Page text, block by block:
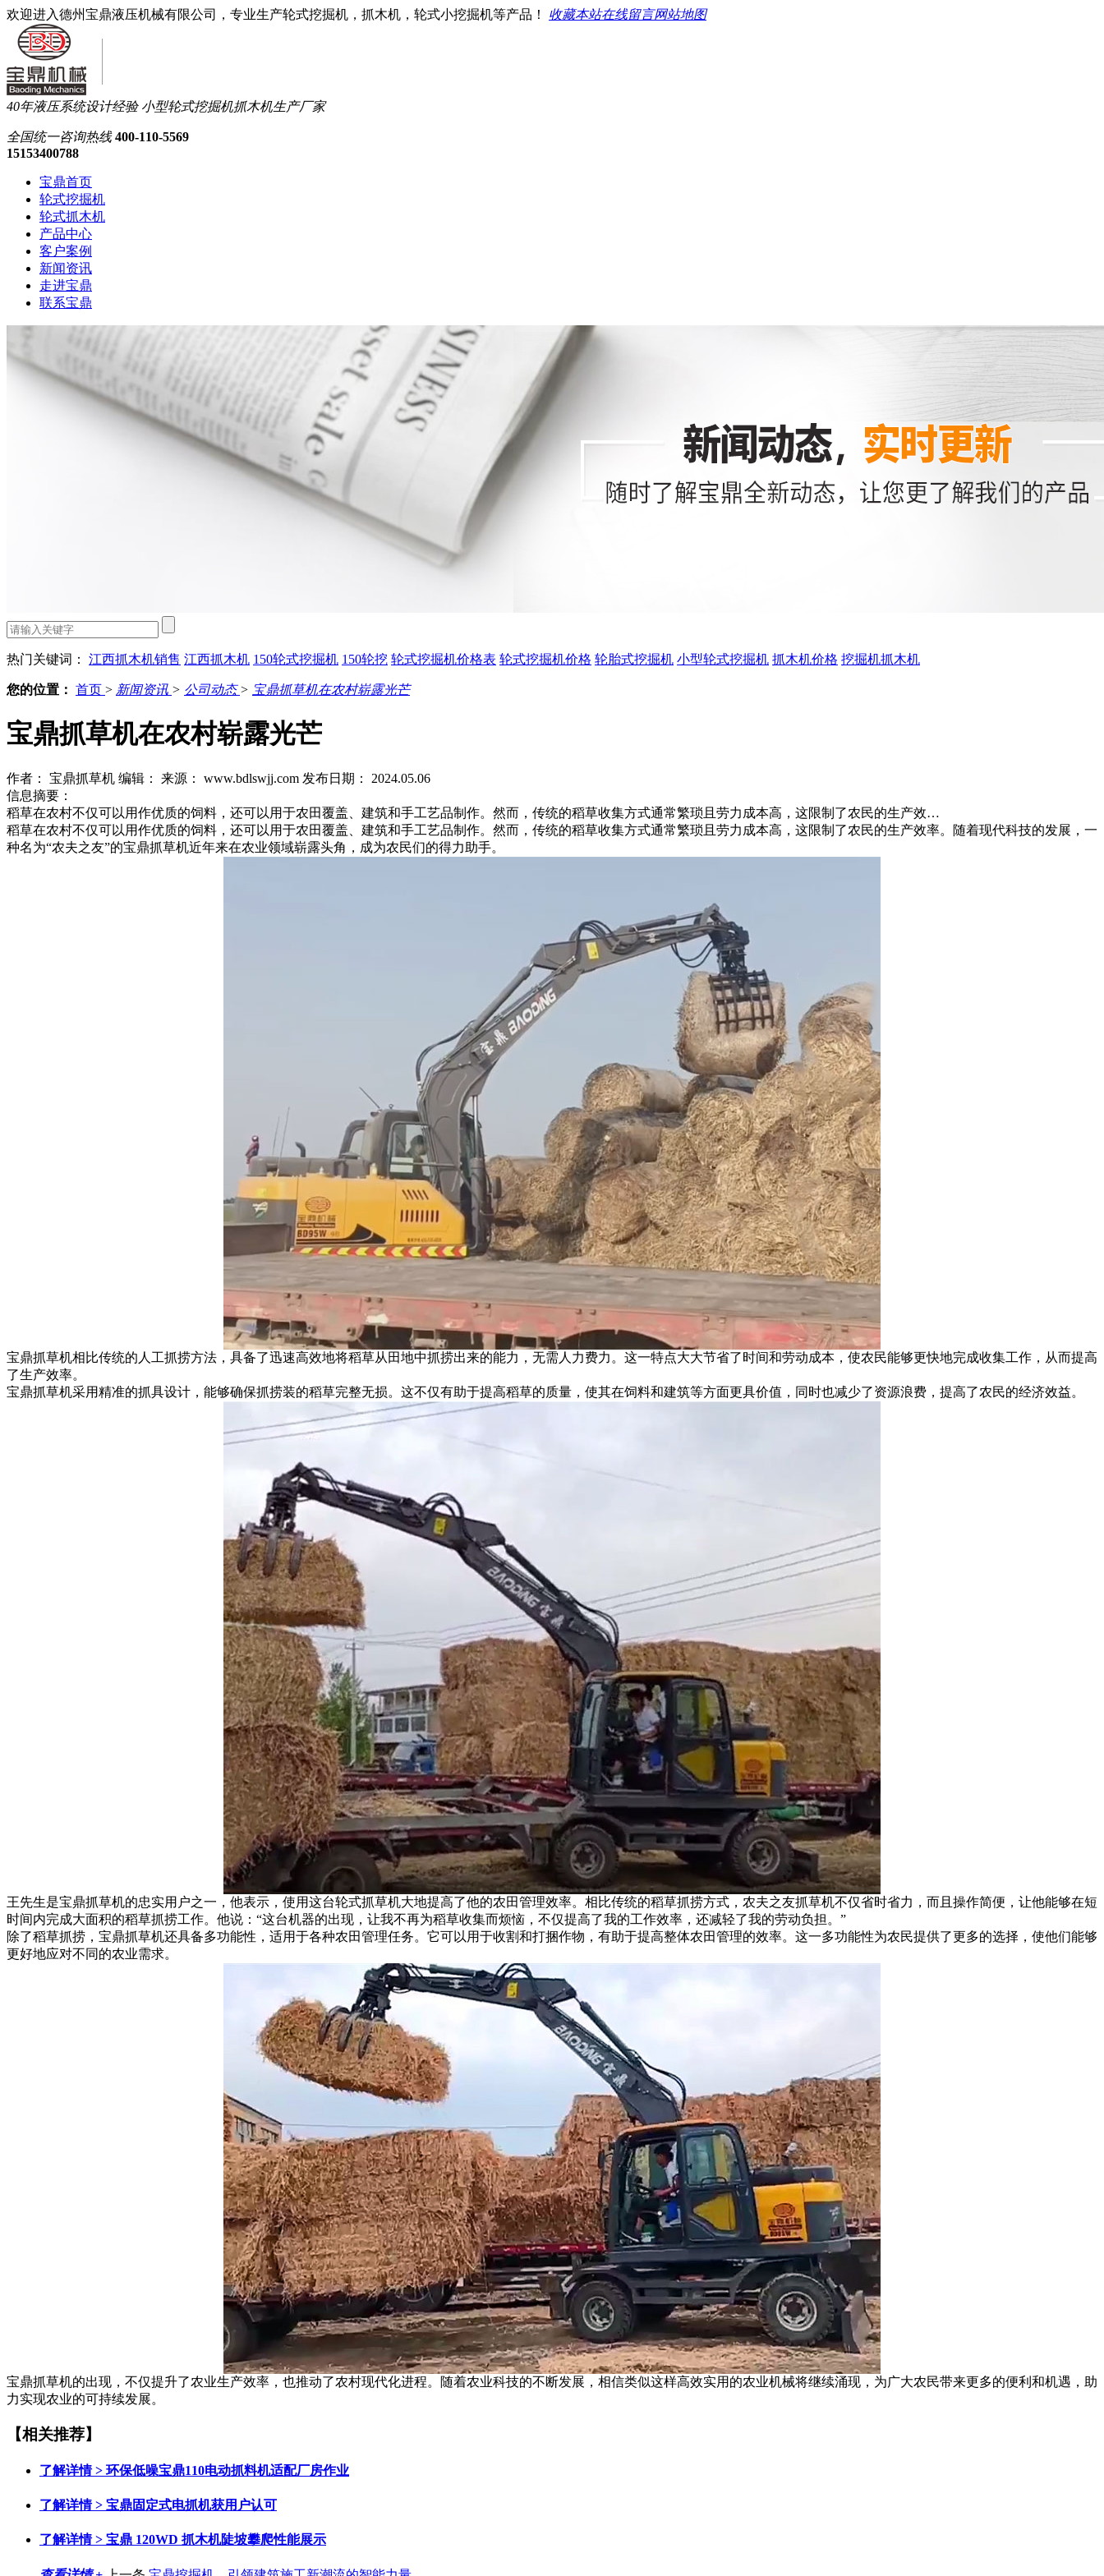
欢迎进入德州宝鼎液压机械有限公司，专业生产轮式挖掘机，抓木机，轮式小挖掘机等产品！ 收藏本站在线留言网站地图
40年液压系统设计经验 小型轮式挖掘机抓木机生产厂家
全国统一咨询热线 400-110-5569
15153400788
宝鼎首页
轮式挖掘机
轮式抓木机
产品中心
客户案例
新闻资讯
走进宝鼎
联系宝鼎
热门关键词： 江西抓木机销售 江西抓木机 150轮式挖掘机 150轮挖 轮式挖掘机价格表 轮式挖掘机价格 轮胎式挖掘机 小型轮式挖掘机 抓木机价格 挖掘机抓木机
您的位置： 首页 > 新闻资讯 > 公司动态> 宝鼎抓草机在农村崭露光芒
宝鼎抓草机在农村崭露光芒
作者： 宝鼎抓草机 编辑： 来源： www.bdlswjj.com 发布日期： 2024.05.06
信息摘要：
稻草在农村不仅可以用作优质的饲料，还可以用于农田覆盖、建筑和手工艺品制作。然而，传统的稻草收集方式通常繁琐且劳力成本高，这限制了农民的生产效…
稻草在农村不仅可以用作优质的饲料，还可以用于农田覆盖、建筑和手工艺品制作。然而，传统的稻草收集方式通常繁琐且劳力成本高，这限制了农民的生产效率。随着现代科技的发展，一
种名为“农夫之友”的宝鼎抓草机近年来在农业领域崭露头角，成为农民们的得力助手。
宝鼎抓草机相比传统的人工抓捞方法，具备了迅速高效地将稻草从田地中抓捞出来的能力，无需人力费力。这一特点大大节省了时间和劳动成本，使农民能够更快地完成收集工作，从而提高
了生产效率。
宝鼎抓草机采用精准的抓具设计，能够确保抓捞装的稻草完整无损。这不仅有助于提高稻草的质量，使其在饲料和建筑等方面更具价值，同时也减少了资源浪费，提高了农民的经济效益。
王先生是宝鼎抓草机的忠实用户之一，他表示，使用这台轮式抓草机大地提高了他的农田管理效率。相比传统的稻草抓捞方式，农夫之友抓草机不仅省时省力，而且操作简便，让他能够在短
时间内完成大面积的稻草抓捞工作。他说：“这台机器的出现，让我不再为稻草收集而烦恼，不仅提高了我的工作效率，还减轻了我的劳动负担。”
除了稻草抓捞，宝鼎抓草机还具备多功能性，适用于各种农田管理任务。它可以用于收割和打捆作物，有助于提高整体农田管理的效率。这一多功能性为农民提供了更多的选择，使他们能够
更好地应对不同的农业需求。
宝鼎抓草机的出现，不仅提升了农业生产效率，也推动了农村现代化进程。随着农业科技的不断发展，相信类似这样高效实用的农业机械将继续涌现，为广大农民带来更多的便利和机遇，助
力实现农业的可持续发展。
【相关推荐】
了解详情 > 环保低噪宝鼎110电动抓料机适配厂房作业
了解详情 > 宝鼎固定式电抓机获用户认可
了解详情 > 宝鼎 120WD 抓木机陡坡攀爬性能展示